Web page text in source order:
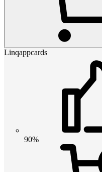
Linqappcards
90%